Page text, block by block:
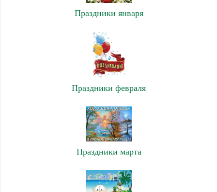
Праздники января
Праздники февраля
Праздники марта